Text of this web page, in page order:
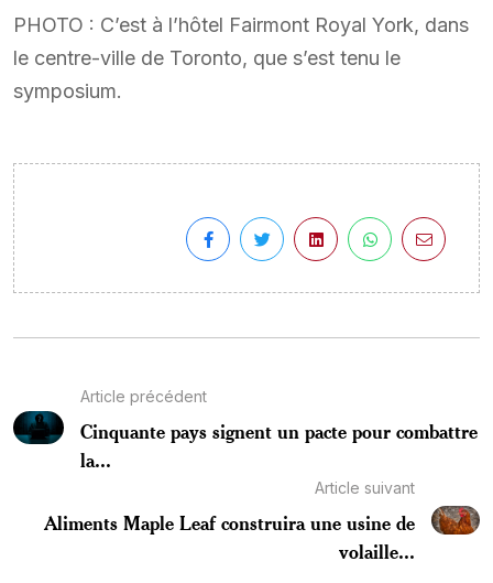
PHOTO : C’est à l’hôtel Fairmont Royal York, dans
le centre-ville de Toronto, que s’est tenu le
symposium.
Article précédent
Cinquante pays signent un pacte pour combattre
la...
Article suivant
Aliments Maple Leaf construira une usine de
volaille...